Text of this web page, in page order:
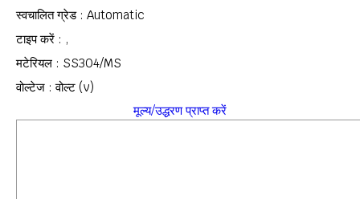
स्वचालित ग्रेड : Automatic
टाइप करें : ,
मटेरियल : SS304/MS
वोल्टेज : वोल्ट (v)
मूल्य/उद्धरण प्राप्त करें